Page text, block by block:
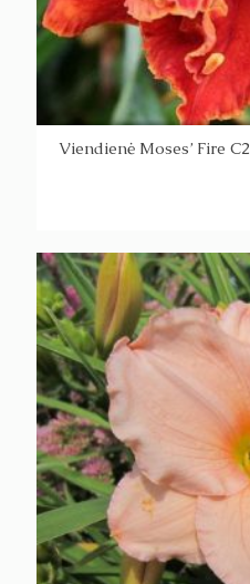
Viendienė Moses’ Fire C2